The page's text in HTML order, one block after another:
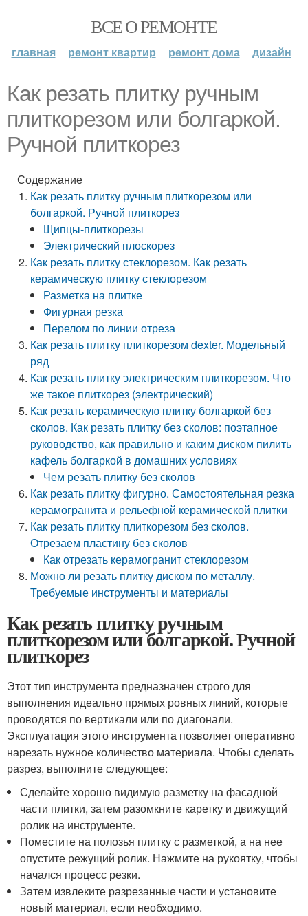
ВСЕ О РЕМОНТЕ
главная ремонт квартир ремонт дома дизайн
Как резать плитку ручным
плиткорезом или болгаркой.
Ручной плиткорез
Содержание
Как резать плитку ручным плиткорезом или
болгаркой. Ручной плиткорез
Щипцы-плиткорезы
Электрический плоскорез
Как резать плитку стеклорезом. Как резать
керамическую плитку стеклорезом
Разметка на плитке
Фигурная резка
Перелом по линии отреза
Как резать плитку плиткорезом dexter. Модельный
ряд
Как резать плитку электрическим плиткорезом. Что
же такое плиткорез (электрический)
Как резать керамическую плитку болгаркой без
сколов. Как резать плитку без сколов: поэтапное
руководство, как правильно и каким диском пилить
кафель болгаркой в домашних условиях
Чем резать плитку без сколов
Как резать плитку фигурно. Самостоятельная резка
керамогранита и рельефной керамической плитки
Как резать плитку плиткорезом без сколов.
Отрезаем пластину без сколов
Как отрезать керамогранит стеклорезом
Можно ли резать плитку диском по металлу.
Требуемые инструменты и материалы
Как резать плитку ручным
плиткорезом или болгаркой. Ручной
плиткорез
Этот тип инструмента предназначен строго для
выполнения идеально прямых ровных линий, которые
проводятся по вертикали или по диагонали.
Эксплуатация этого инструмента позволяет оперативно
нарезать нужное количество материала. Чтобы сделать
разрез, выполните следующее:
Сделайте хорошо видимую разметку на фасадной
части плитки, затем разомкните каретку и движущий
ролик на инструменте.
Поместите на полозья плитку с разметкой, а на нее
опустите режущий ролик. Нажмите на рукоятку, чтобы
начался процесс резки.
Затем извлеките разрезанные части и установите
новый материал, если необходимо.